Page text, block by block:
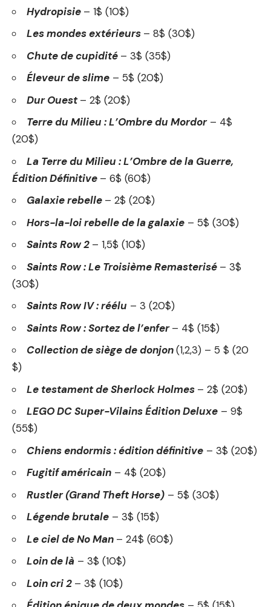
Hydropisie – 1$ (10$)
Les mondes extérieurs – 8$ (30$)
Chute de cupidité – 3$ (35$)
Éleveur de slime – 5$ (20$)
Dur Ouest – 2$ (20$)
Terre du Milieu : L’Ombre du Mordor– 4$
(20$)
La Terre du Milieu : L’Ombre de la Guerre,
Édition Définitive – 6$ (60$)
Galaxie rebelle – 2$ (20$)
Hors-la-loi rebelle de la galaxie – 5$ (30$)
Saints Row 2 – 1,5$ (10$)
Saints Row : Le Troisième Remasterisé – 3$
(30$)
Saints Row IV : réélu – 3 (20$)
Saints Row : Sortez de l’enfer – 4$ (15$)
Collection de siège de donjon(1,2,3) – 5 $ (20
$)
Le testament de Sherlock Holmes – 2$ (20$)
LEGO DC Super-Vilains Édition Deluxe – 9$
(55$)
Chiens endormis : édition définitive – 3$ (20$)
Fugitif américain – 4$ (20$)
Rustler (Grand Theft Horse) – 5$ (30$)
Légende brutale – 3$ (15$)
Le ciel de No Man – 24$ (60$)
Loin de là – 3$ (10$)
Loin cri 2 – 3$ (10$)